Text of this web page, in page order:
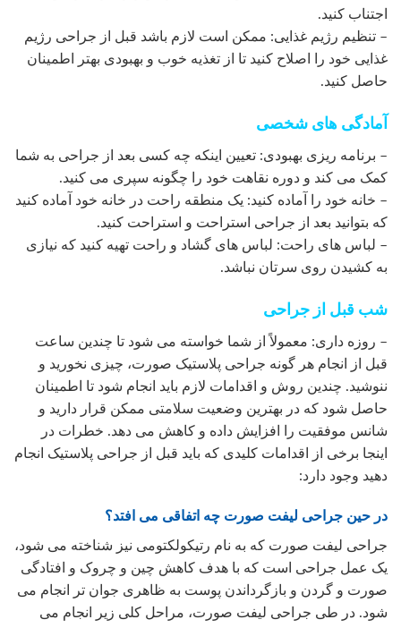
اجتناب کنید.
– تنظیم رژیم غذایی: ممکن است لازم باشد قبل از جراحی رژیم
غذایی خود را اصلاح کنید تا از تغذیه خوب و بهبودی بهتر اطمینان
حاصل کنید.
آمادگی های شخصی
– برنامه ریزی بهبودی: تعیین اینکه چه کسی بعد از جراحی به شما
کمک می کند و دوره نقاهت خود را چگونه سپری می کنید.
– خانه خود را آماده کنید: یک منطقه راحت در خانه خود آماده کنید
که بتوانید بعد از جراحی استراحت و استراحت کنید.
– لباس های راحت: لباس های گشاد و راحت تهیه کنید که نیازی
به کشیدن روی سرتان نباشد.
شب قبل از جراحی
– روزه داری: معمولاً از شما خواسته می شود تا چندین ساعت
قبل از انجام هر گونه جراحی پلاستیک صورت، چیزی نخورید و
ننوشید. چندین روش و اقدامات لازم باید انجام شود تا اطمینان
حاصل شود که در بهترین وضعیت سلامتی ممکن قرار دارید و
شانس موفقیت را افزایش داده و کاهش می دهد. خطرات در
اینجا برخی از اقدامات کلیدی که باید قبل از جراحی پلاستیک انجام
دهید وجود دارد:
در حین جراحی لیفت صورت چه اتفاقی می افتد؟
جراحی لیفت صورت که به نام رتیکولکتومی نیز شناخته می شود،
یک عمل جراحی است که با هدف کاهش چین و چروک و افتادگی
صورت و گردن و بازگرداندن پوست به ظاهری جوان تر انجام می
شود. در طی جراحی لیفت صورت، مراحل کلی زیر انجام می